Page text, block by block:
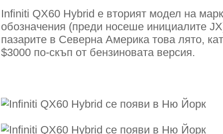
Infiniti QX60 Hybrid е вторият модел на
обозначения (преди носеше инициалите
пазарите в Северна Америка това лято,
$3000 по-скъп от бензиновата версия.